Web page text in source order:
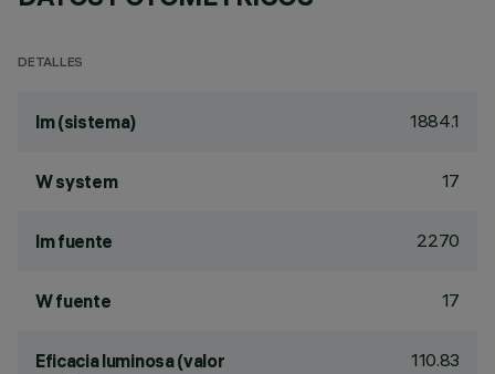
DETALLES
lm (sistema) 1884.1
W system 17
lm fuente 2270
W fuente 17
Eficacia luminosa (valor
110.83